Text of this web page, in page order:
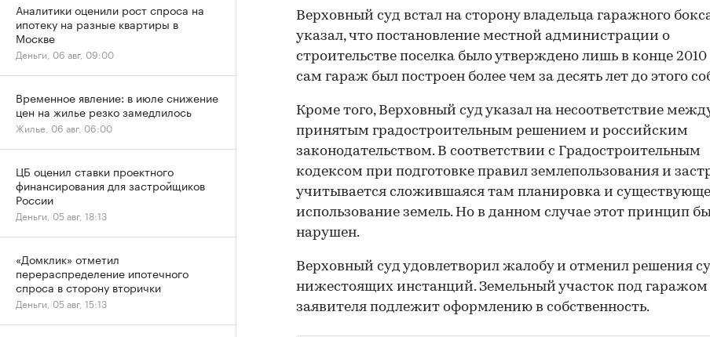
Верховный суд встал на сторону владельца гаражного
указал, что постановление местной администрации о
строительстве поселка было утверждено лишь в конце 2010
сам гараж был построен более чем за десять лет до этого
Кроме того, Верховный суд указал на несоответствие
принятым градостроительным решением и российским
законодательством. В соответствии с Градостроительным
кодексом при подготовке правил землепользования и
учитывается сложившаяся там планировка и
использование земель. Но в данном случае этот принцип
нарушен.
Верховный суд удовлетворил жалобу и отменил решения
нижестоящих инстанций. Земельный участок под гаражом
заявителя подлежит оформлению в собственность.
Аналитики оценили рост спроса на
ипотеку на разные квартиры в
Москве
Деньги, 06 авг, 09:00
Временное явление: в июле снижение
цен на жилье резко замедлилось
Жилье, 06 авг, 06:00
ЦБ оценил ставки проектного
финансирования для застройщиков
России
Деньги, 05 авг, 18:13
«Домклик» отметил
перераспределение ипотечного
спроса в сторону вторички
Деньги, 05 авг, 15:13